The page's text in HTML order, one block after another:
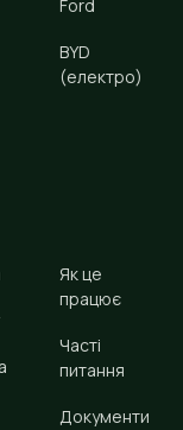
Ford
BYD
(електро)
Як це
працює
Часті
питання
Документи